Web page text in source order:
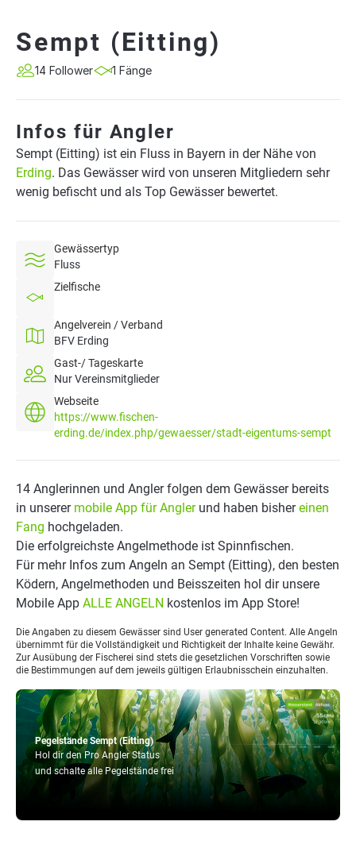
Sempt (Eitting)
14 Follower 1 Fänge
Infos für Angler
Sempt (Eitting) ist ein Fluss in Bayern in der Nähe von
Erding. Das Gewässer wird von unseren Mitgliedern sehr
wenig befischt und als Top Gewässer bewertet.
Gewässertyp
Fluss
Zielfische
Angelverein / Verband
BFV Erding
Gast-/ Tageskarte
Nur Vereinsmitglieder
Webseite
https://www.fischen-
erding.de/index.php/gewaesser/stadt-eigentums-sempt
Pegelstände Sempt (Eitting)
Hol dir den Pro Angler Status
und schalte alle Pegelstände frei
14 Anglerinnen und Angler folgen dem Gewässer bereits
in unserer mobile App für Anglerund haben bishereinen
Fang hochgeladen.
Die erfolgreichste Angelmethode ist Spinnfischen.
Für mehr Infos zum Angeln an Sempt (Eitting), den besten
Ködern, Angelmethoden und Beisszeiten hol dir unsere
Mobile App ALLE ANGELN kostenlos im App Store!
Die Angaben zu diesem Gewässer sind User generated Content. Alle Angeln
übernimmt für die Vollständigkeit und Richtigkeit der Inhalte keine Gewähr.
Zur Ausübung der Fischerei sind stets die gesetzlichen Vorschriften sowie
die Bestimmungen auf dem jeweils gültigen Erlaubnisschein einzuhalten.